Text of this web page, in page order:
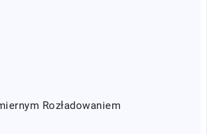
Rozładowaniem